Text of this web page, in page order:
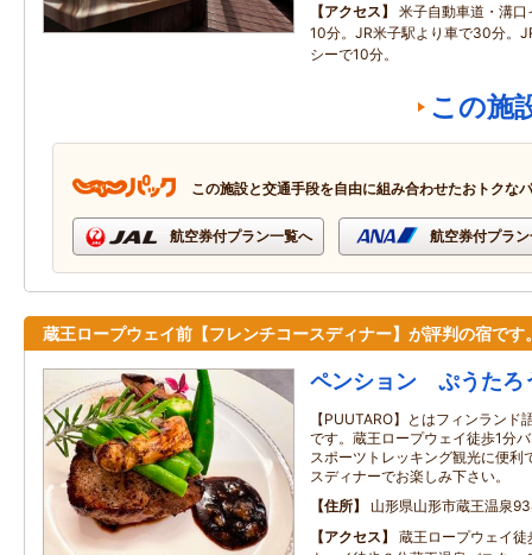
アクセス
米子自動車道・溝
10分。JR米子駅より車で30分。
シーで10分。
この施
この施設と交通手段を自由に組み合わせたおトクな
航空券付プラン一覧へ 航空券付プラ
蔵王ロープウェイ前【フレンチコースディナー】が評判の宿です
ペンション ぷうたろ
【PUUTARO】とはフィンラン
です。蔵王ロープウェイ徒歩1分
スポーツトレッキング観光に便利
スディナーでお楽しみ下さい。
住所
山形県山形市蔵王温泉
アクセス
蔵王ロープウェイ